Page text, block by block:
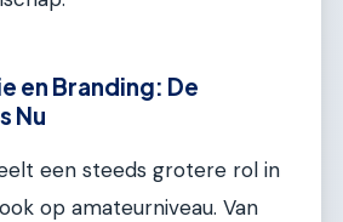
en Branding: De
Nu
een steeds grotere rol in
op amateurniveau. Van